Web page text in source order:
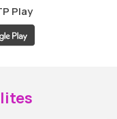
Play